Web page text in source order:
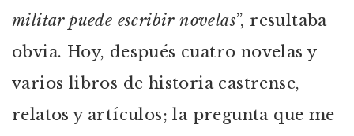
militar puede escribir novelas”, resultaba
obvia. Hoy, después cuatro novelas y
varios libros de historia castrense,
relatos y artículos; la pregunta que me